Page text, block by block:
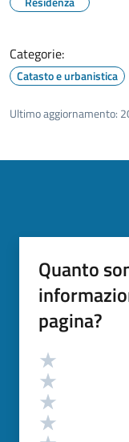
Categorie:
Catasto e urbanistica
Ultimo aggiornamento:
Quanto
pagina?
Valutazione